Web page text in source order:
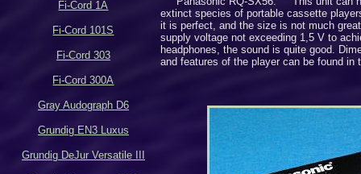
Fi-Cord 1A
Fi-Cord 101S
Fi-Cord 303
Fi-Cord 300A
Gray Audograph D6
Grundig EN3 Luxus
Grundig DeJur Versatile III
extinct species of portable cassette
it is perfect, and the size is not much
supply voltage not exceeding 1,5 V to
headphones, the sound is quite good.
and features of the player can be found